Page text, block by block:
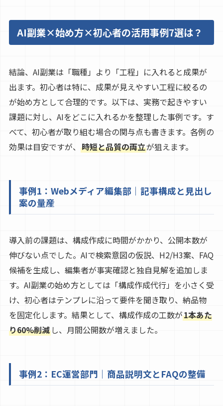
AI副業×始め方×初心者の活用事例7選は？
結論、AI副業は「職種」より「工程」に入れると成果が
出ます。初心者は特に、成果が見えやすい工程に絞るの
が始め方として合理的です。以下は、実務で起きやすい
課題に対し、AIをどこに入れるかを整理した事例です。す
べて、初心者が取り組む場合の関与点も書きます。各例の
効果は目安ですが、 時短と品質の両立が狙えます。
事例1：Webメディア編集部｜記事構成と見出し
案の量産
導入前の課題は、構成作成に時間がかかり、公開本数が
伸びない点でした。AIで検索意図の仮説、H2/H3案、FAQ
候補を生成し、編集者が事実確認と独自見解を追加しま
す。AI副業の始め方としては「構成作成代行」を小さく受
け、初心者はテンプレに沿って要件を聞き取り、納品物
を固定化します。結果として、構成作成の工数が1本あた
り60%削減し、月間公開数が増えました。
事例2：EC運営部門｜商品説明文とFAQの整備